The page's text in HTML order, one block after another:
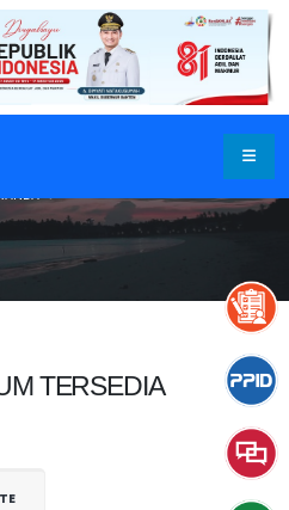
TERSEDIA